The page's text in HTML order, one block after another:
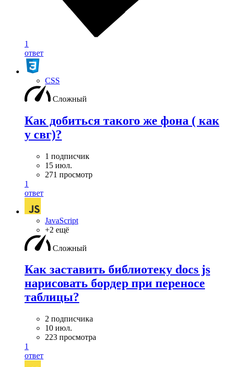
1
ответ
CSS
Сложный
Как добиться такого же фона ( как
у свг)?
1 подписчик
15 июл.
271 просмотр
1
ответ
JavaScript
+2 ещё
Сложный
Как заставить библиотеку docs js
нарисовать бордер при переносе
таблицы?
2 подписчика
10 июл.
223 просмотра
1
ответ